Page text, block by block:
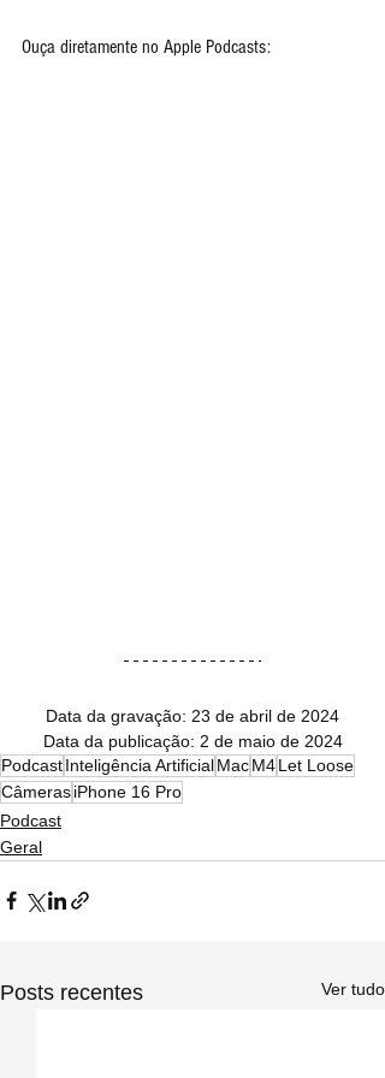
Ouça diretamente no Apple Podcasts:
Data da gravação: 23 de abril de 2024
Data da publicação: 2 de maio de 2024
PodcastInteligência ArtificialMacM4Let Loose
CâmerasiPhone 16 Pro
Podcast
Geral
Posts recentes Ver tudo